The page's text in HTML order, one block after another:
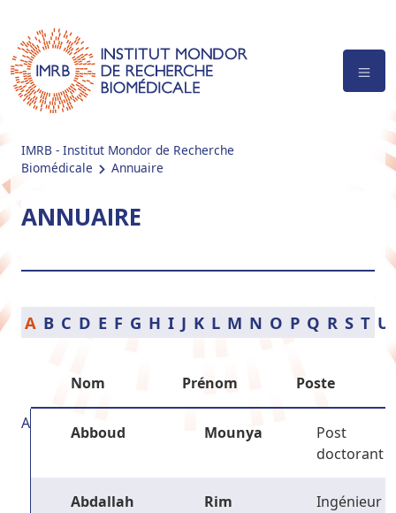
IMRB - Institut Mondor de Recherche
Biomédicale
Annuaire
ANNUAIRE
A B C D E F G H I J K L M N O P Q R S T U
Nom Prénom Poste
A Abboud Mounya
Post
doctorant
Abdallah Rim Ingénieur